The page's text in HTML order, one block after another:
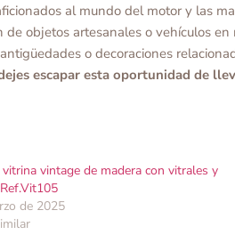
al mundo del motor y las
objetos artesanales o vehículos en
o decoraciones
escapar esta oportunidad de
vintage de madera con vitrales y
de 2025